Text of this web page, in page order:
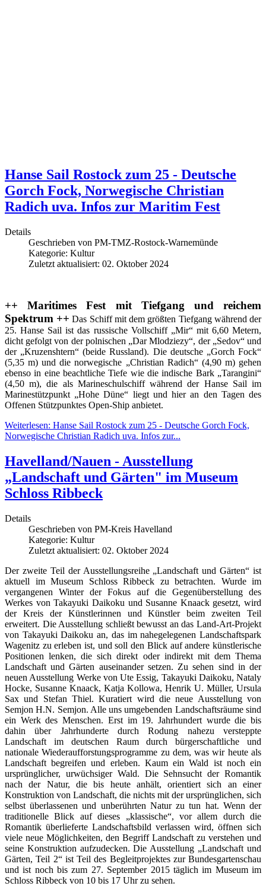
Hanse Sail Rostock zum 25 - Deutsche
Gorch Fock, Norwegische Christian
Radich uva. Infos zur Maritim Fest
Details
Geschrieben von PM-TMZ-Rostock-Warnemünde
Kategorie: Kultur
Zuletzt aktualisiert: 02. Oktober 2024
++ Maritimes Fest mit Tiefgang und reichem
Spektrum ++ Das Schiff mit dem größten Tiefgang während der
25. Hanse Sail ist das russische Vollschiff „Mir“ mit 6,60 Metern,
dicht gefolgt von der polnischen „Dar Mlodziezy“, der „Sedov“ und
der „Kruzenshtern“ (beide Russland). Die deutsche „Gorch Fock“
(5,35 m) und die norwegische „Christian Radich“ (4,90 m) gehen
ebenso in eine beachtliche Tiefe wie die indische Bark „Tarangini“
(4,50 m), die als Marineschulschiff während der Hanse Sail im
Marinestützpunkt „Hohe Düne“ liegt und hier an den Tagen des
Offenen Stützpunktes Open-Ship anbietet.
Weiterlesen: Hanse Sail Rostock zum 25 - Deutsche Gorch Fock,
Norwegische Christian Radich uva. Infos zur...
Havelland/Nauen - Ausstellung
„Landschaft und Gärten" im Museum
Schloss Ribbeck
Details
Geschrieben von PM-Kreis Havelland
Kategorie: Kultur
Zuletzt aktualisiert: 02. Oktober 2024
Der zweite Teil der Ausstellungsreihe „Landschaft und Gärten“ ist
aktuell im Museum Schloss Ribbeck zu betrachten. Wurde im
vergangenen Winter der Fokus auf die Gegenüberstellung des
Werkes von Takayuki Daikoku und Susanne Knaack gesetzt, wird
der Kreis der Künstlerinnen und Künstler beim zweiten Teil
erweitert. Die Ausstellung schließt bewusst an das Land-Art-Projekt
von Takayuki Daikoku an, das im nahegelegenen Landschaftspark
Wagenitz zu erleben ist, und soll den Blick auf andere künstlerische
Positionen lenken, die sich direkt oder indirekt mit dem Thema
Landschaft und Gärten auseinander setzen. Zu sehen sind in der
neuen Ausstellung Werke von Ute Essig, Takayuki Daikoku, Nataly
Hocke, Susanne Knaack, Katja Kollowa, Henrik U. Müller, Ursula
Sax und Stefan Thiel. Kuratiert wird die neue Ausstellung von
Semjon H.N. Semjon. Alle uns umgebenden Landschaftsräume sind
ein Werk des Menschen. Erst im 19. Jahrhundert wurde die bis
dahin über Jahrhunderte durch Rodung nahezu versteppte
Landschaft im deutschen Raum durch bürgerschaftliche und
nationale Wiederaufforstungsprogramme zu dem, was wir heute als
Landschaft begreifen und erleben. Kaum ein Wald ist noch ein
ursprünglicher, urwüchsiger Wald. Die Sehnsucht der Romantik
nach der Natur, die bis heute anhält, orientiert sich an einer
Konstruktion von Landschaft, die nichts mit der ursprünglichen, sich
selbst überlassenen und unberührten Natur zu tun hat. Wenn der
traditionelle Blick auf dieses „klassische“, vor allem durch die
Romantik überlieferte Landschaftsbild verlassen wird, öffnen sich
viele neue Möglichkeiten, den Begriff Landschaft zu verstehen und
seine Konstruktion aufzudecken. Die Ausstellung „Landschaft und
Gärten, Teil 2“ ist Teil des Begleitprojektes zur Bundesgartenschau
und ist noch bis zum 27. September 2015 täglich im Museum im
Schloss Ribbeck von 10 bis 17 Uhr zu sehen.